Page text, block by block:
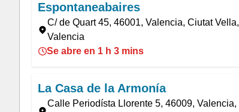
Espontaneabaires
C/ de Quart 45, 46001, Valencia, Ciutat Vella,
Valencia
Se abre en 1 h 3 mins
La Casa de la Armonía
Calle Periodísta Llorente 5, 46009, Valencia,